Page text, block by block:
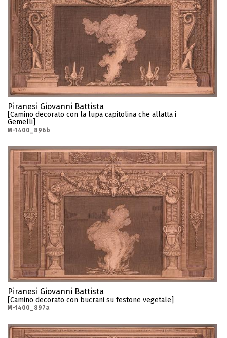
Piranesi Giovanni Battista
[Camino decorato con la lupa capitolina che allatta i
Gemelli]
M-1400_896b
Piranesi Giovanni Battista
[Camino decorato con bucrani su festone vegetale]
M-1400_897a